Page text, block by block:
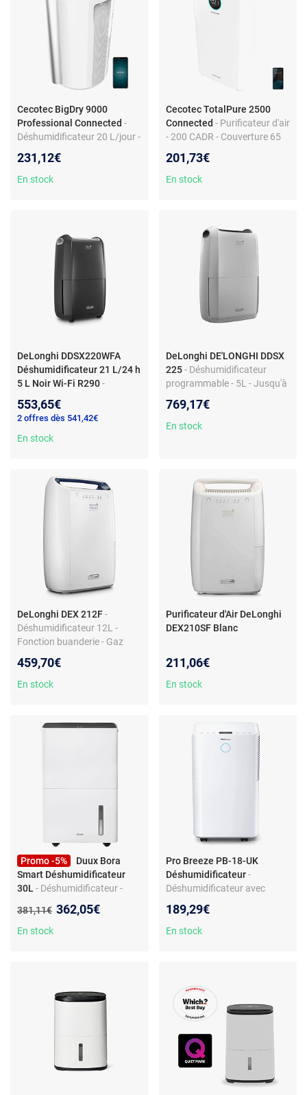
Cecotec BigDry 9000
Professional Connected -
Déshumidificateur 20 L/jour -
m³/h - Minuterie 12 h
231,12€
En stock
Cecotec TotalPure 2500
Connected - Purificateur d'air
- 200 CADR - Couverture 65
LED
201,73€
En stock
DeLonghi DDSX220WFA
Déshumidificateur 21 L/24 h
5 L Noir Wi-Fi R290-
Déshumidificateur 21 L/24 h
Réservoir 5 L Noir Wi-Fi R290
553,65€
2 offres dès 541,42€
En stock
DeLonghi DE'LONGHI DDSX
225 - Déshumidificateur
programmable - 5L - Jusqu'à
Technologie BioSilver
769,17€
En stock
DeLonghi DEX 212F-
Déshumidificateur 12L -
Fonction buanderie - Gaz
459,70€
En stock
Purificateur d'Air DeLonghi
DEX210SF Blanc
211,06€
En stock
Promo -5%
Duux Bora
Smart Déshumidificateur
30L - Déshumidificateur -
Filtre charbon - Roulettes
Ancien prix :
381,11€ Nouveau prix :
362,05€
En stock
Pro Breeze PB-18-UK
Déshumidificateur -
Déshumidificateur avec
Réservoir 2.1L - Jusqu'à
12L/jour - Silencieux 38dB
189,29€
En stock